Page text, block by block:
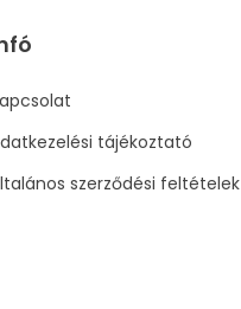
tájékoztató
szerződési feltételek